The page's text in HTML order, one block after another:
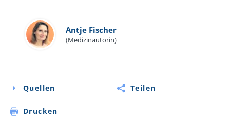
Antje Fischer
(Medizinautorin)
Quellen Teilen
Drucken